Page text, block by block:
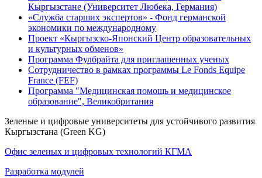
Кыргызстане (Университет Любека, Германия)
«Служба старших экспертов» - Фонд германской
экономики по международному
Проект «Кыргызско-Японский Центр образовательных
и культурных обменов»
Программа Фулбрайта для приглашенных ученых
Сотрудничество в рамках программы Le Fonds Equipe
France (FEF)
Программа "Медицинская помощь и медицинское
образование", Великобритания
Зеленые и цифровые университеты для устойчивого развития
Кыргызстана (Green KG)
Офис зеленых и цифровых технологий КГМА
Разработка модулей